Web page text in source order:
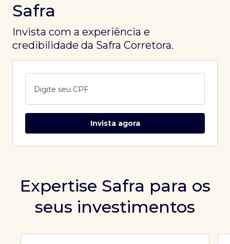
Safra
Invista com a experiência e
credibilidade da Safra Corretora.
Digite seu CPF
Invista agora
Expertise Safra para os
seus investimentos